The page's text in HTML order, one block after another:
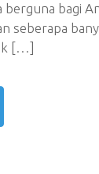
bagi
seberapa
[…]